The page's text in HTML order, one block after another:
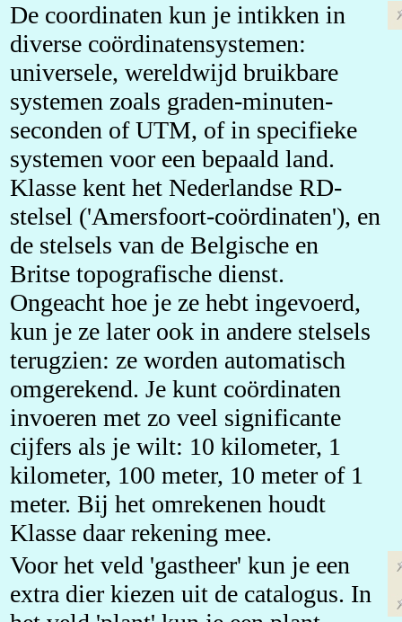
De coordinaten kun je intikken in
diverse coördinatensystemen:
universele, wereldwijd bruikbare
systemen zoals graden-minuten-
seconden of UTM, of in specifieke
systemen voor een bepaald land.
Klasse kent het Nederlandse RD-
stelsel ('Amersfoort-coördinaten'), en
de stelsels van de Belgische en
Britse topografische dienst.
Ongeacht hoe je ze hebt ingevoerd,
kun je ze later ook in andere stelsels
terugzien: ze worden automatisch
omgerekend. Je kunt coördinaten
invoeren met zo veel significante
cijfers als je wilt: 10 kilometer, 1
kilometer, 100 meter, 10 meter of 1
meter. Bij het omrekenen houdt
Klasse daar rekening mee.
Voor het veld 'gastheer' kun je een
extra dier kiezen uit de catalogus. In